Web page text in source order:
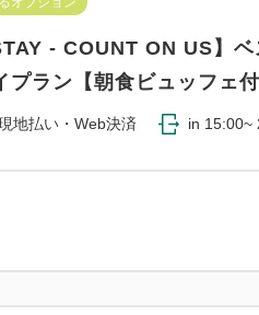
- COUNT ON US】
プラン【朝食ビュッフェ付
地払い・Web決済 in 15:00~